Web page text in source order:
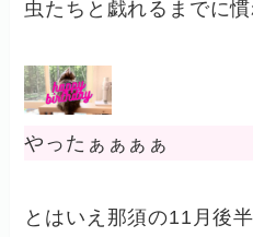
虫たちと戯れるまでに
やったぁぁぁぁ
とはいえ那須の11月後